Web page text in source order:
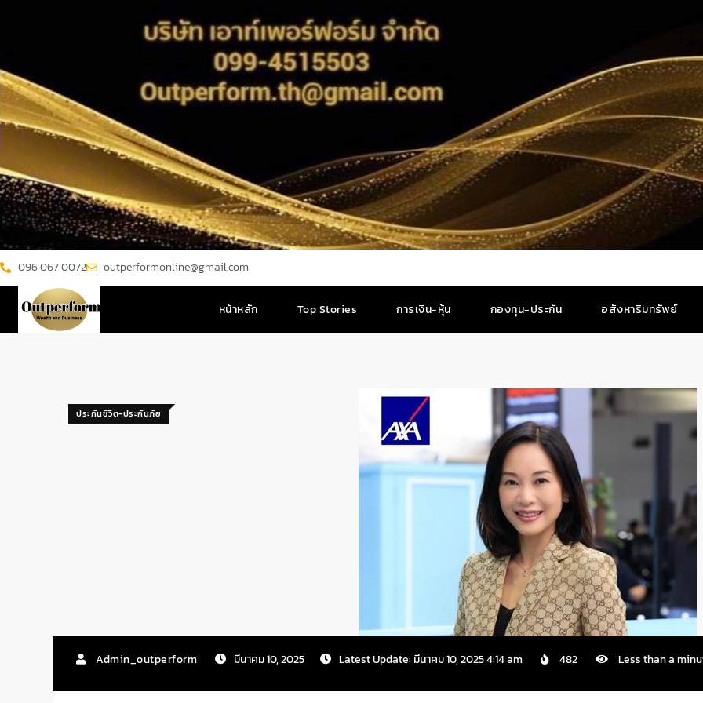
096 067 0072 outperformonline@gmail.com
หน้าหลัก Top Stories การเงิน-หุ้น กองทุน-ประกัน อสังหาริมทรัพย์
ประกันชีวิต-ประกันภัย
Admin_outperform มีนาคม 10, 2025 Latest Update: มีนาคม 10, 2025 4:14 am 482 Less than a